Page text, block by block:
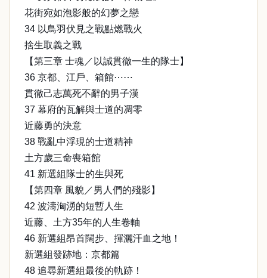
花街宛如泡影般的幻夢之戀
34 以鳥羽伏見之戰點燃戰火
捨生取義之戰
【第三章 士魂／以誠貫徹一生的隊士】
36 京都、江戶、箱館⋯⋯
貫徹己志萬死不辭的男子漢
37 幕府的瓦解與士道的凋零
近藤勇的決意
38 戰亂中浮現的士道精神
土方歲三命喪箱館
41 新選組隊士的生與死
【第四章 風貌／男人們的殘影】
42 波濤洶湧的短暫人生
近藤、土方35年的人生卷軸
46 新選組昂首闊步、揮灑汗血之地！
新選組發跡地：京都篇
48 追尋新選組最後的軌跡！